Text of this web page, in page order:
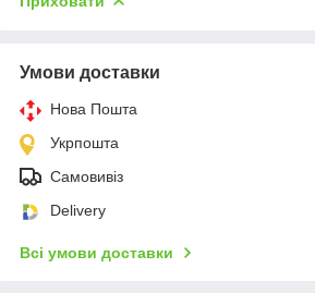
Умови доставки
Нова Пошта
Укрпошта
Самовивіз
Delivery
Всі умови доставки